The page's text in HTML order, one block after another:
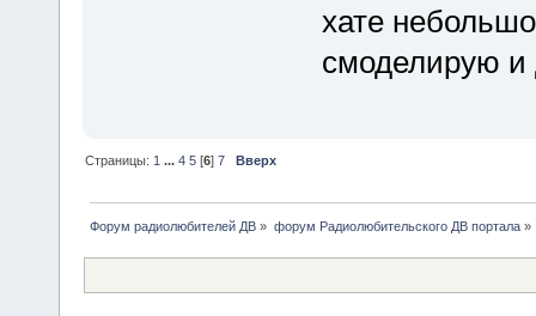
хате
смоделирую и
Страницы: 1 ...4 5 [6]7 Вверх
Форум радиолюбителей ДВ » форум Радиолюбительского ДВ портала»